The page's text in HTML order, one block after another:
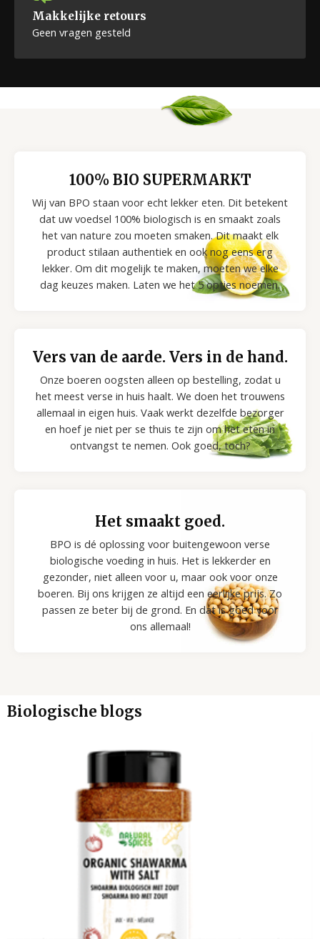
Makkelijke retours
Geen vragen gesteld
100% BIO SUPERMARKT
Wij van BPO staan voor echt lekker eten. Dit betekent
dat uw voedsel 100% biologisch is en smaakt zoals
het van nature zou moeten smaken. Dit maakt elk
product stilaan authentiek en ook nog eens erg
lekker. Om dit mogelijk te maken, moeten we elke
dag keuzes maken. Laten we het 5 opties noemen.
Vers van de aarde. Vers in de hand.
Onze boeren oogsten alleen op bestelling, zodat u
het meest verse in huis haalt. We doen het trouwens
allemaal in eigen huis. Vaak werkt dezelfde bezorger
en hoef je niet per se thuis te zijn om het eten in
ontvangst te nemen. Ook goed, toch?
Het smaakt goed.
BPO is dé oplossing voor buitengewoon verse
biologische voeding in huis. Het is lekkerder en
gezonder, niet alleen voor u, maar ook voor onze
boeren. Bij ons krijgen ze altijd een eerlijke prijs. Zo
passen ze beter bij de grond. En dat is goed voor
ons allemaal!
Biologische blogs